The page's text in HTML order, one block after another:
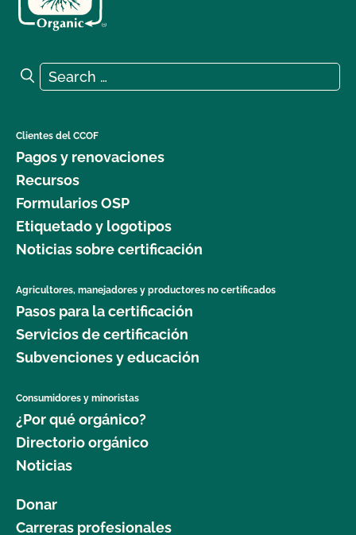
Search for:
Search
Clientes del CCOF
Pagos y renovaciones
Recursos
Formularios OSP
Etiquetado y logotipos
Noticias sobre certificación
Agricultores, manejadores y productores no certificados
Pasos para la certificación
Servicios de certificación
Subvenciones y educación
Consumidores y minoristas
¿Por qué orgánico?
Directorio orgánico
Noticias
Donar
Carreras profesionales